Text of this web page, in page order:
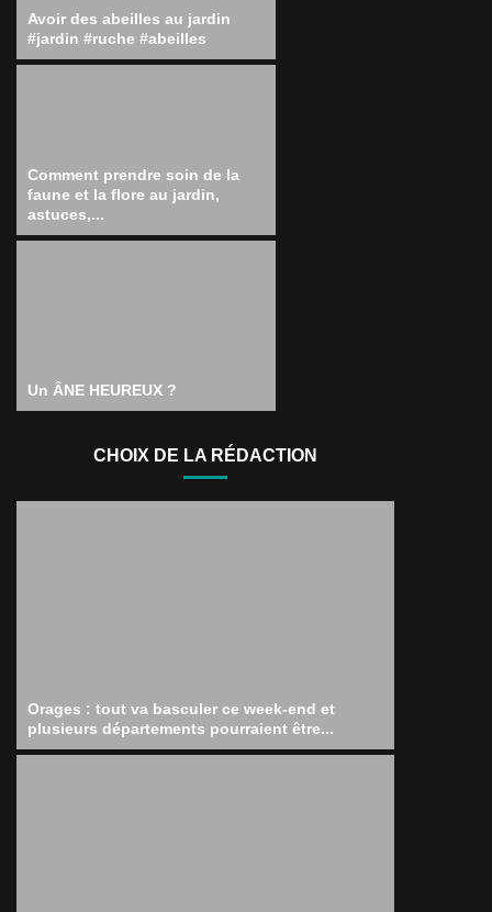
Avoir des abeilles au jardin
#jardin #ruche #abeilles
Comment prendre soin de la
faune et la flore au jardin,
astuces,...
Un ÂNE HEUREUX ?
CHOIX DE LA RÉDACTION
Orages : tout va basculer ce week-end et
plusieurs départements pourraient être...